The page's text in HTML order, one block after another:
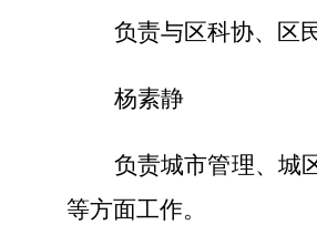
负责与区科协、区
杨素静
负责城市管理、城
等方面工作。